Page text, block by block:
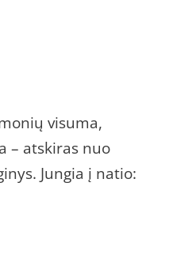
visuma,
– atskiras nuo
Jungia į natio: